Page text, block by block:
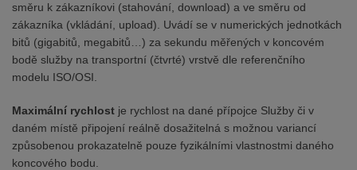
směru k zákazníkovi (stahování, download) a ve směru od
zákazníka (vkládání, upload). Uvádí se v numerických jednotkách
bitů (gigabitů, megabitů…) za sekundu měřených v koncovém
bodě služby na transportní (čtvrté) vrstvě dle referenčního
modelu ISO/OSI.
Maximální rychlost je rychlost na dané přípojce Služby či v
daném místě připojení reálně dosažitelná s možnou variancí
způsobenou prokazatelně pouze fyzikálními vlastnostmi daného
koncového bodu.